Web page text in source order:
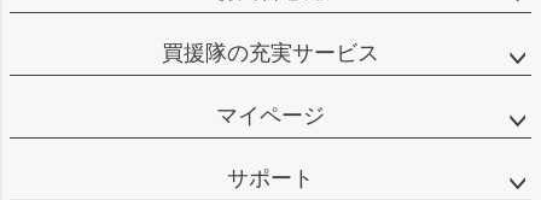
買援隊の充実サービス
マイページ
サポート